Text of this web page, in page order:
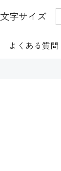
文字サイズ
よくある質問